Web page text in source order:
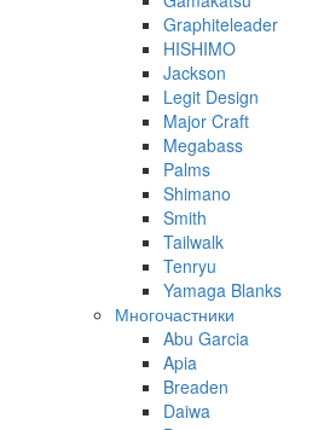
Graphiteleader
HISHIMO
Jackson
Legit Design
Major Craft
Megabass
Palms
Shimano
Smith
Tailwalk
Tenryu
Yamaga Blanks
Многочастники
Abu Garcia
Apia
Breaden
Daiwa